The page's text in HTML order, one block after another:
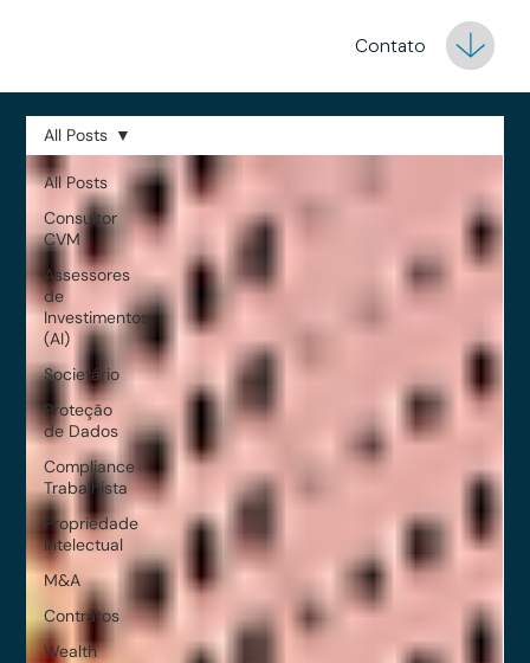
Contato
All Posts
Consultor
CVM
Assessores
de
Investimentos
(AI)
Societário
Proteção
de Dados
Compliance
Trabalhista
Propriedade
Intelectual
M&A
Contratos
Wealth
All Posts